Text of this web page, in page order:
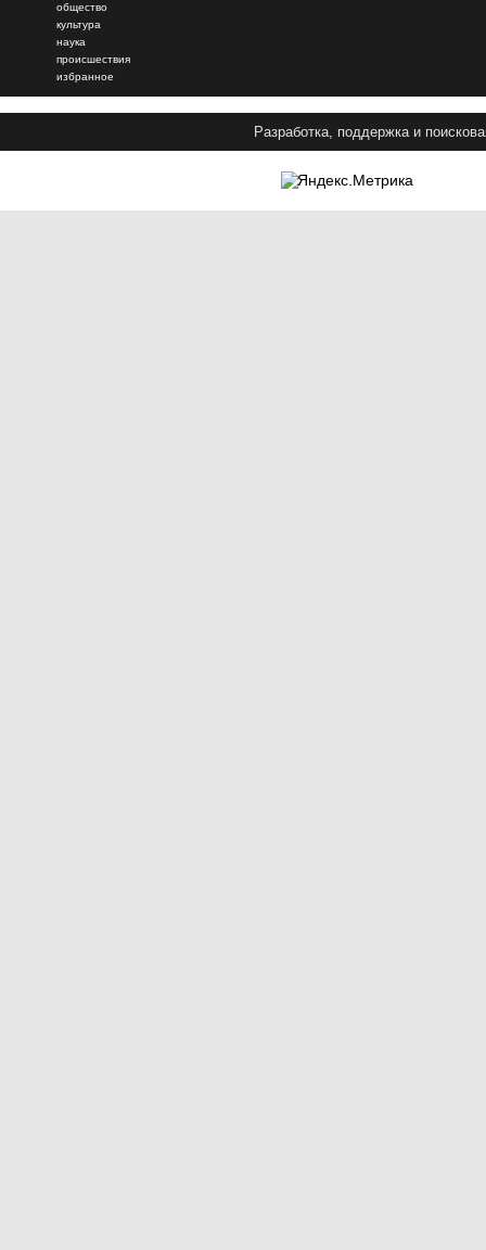
общество
культура
наука
происшествия
избранное
Разработка, поддержка и